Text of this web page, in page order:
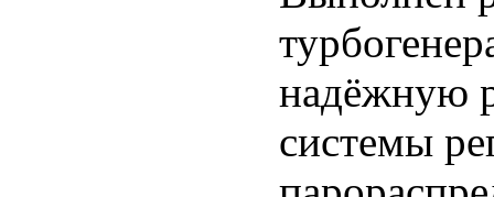
надёжную
системы